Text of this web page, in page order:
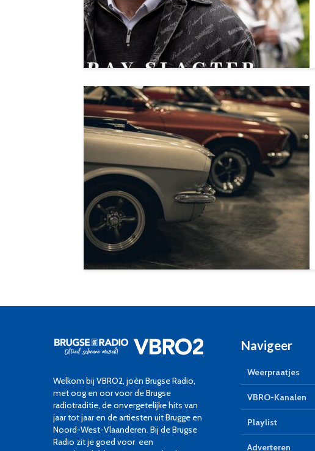
Welkom bij VBRO2, joèn Brugse Radio,
met oog en oor voor de Brugse
radiotraditie, de onvergetelijke hits van
jaar tot jaar en de artiesten uit Brugge en
Noord-West-Vlaanderen. Bij de Brugse
Radio zit je goed voor een
Navigeer
Weerpraatjes
VBRO-Kanalen
Playlist
Adverteren